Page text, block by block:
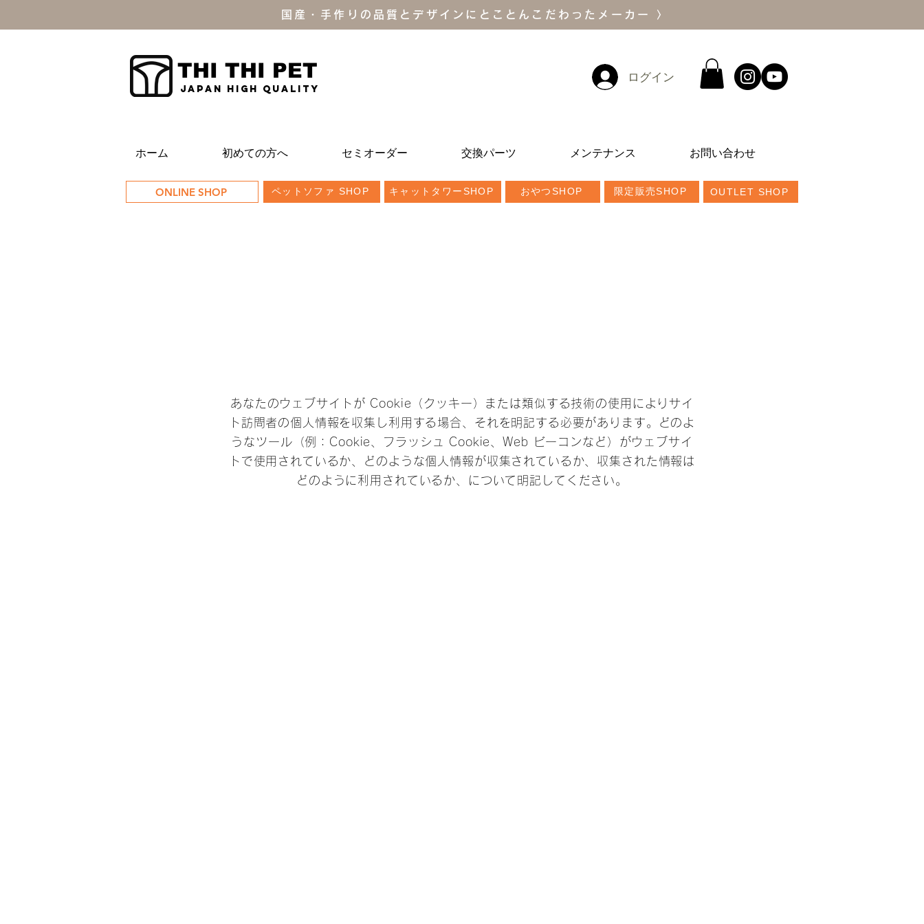
国産・手作りの品質とデザインにとことんこだわったメーカー 〉
THI THI PET
JAPAN high quality
ログイン
ホーム 初めての方へ セミオーダー 交換パーツ メンテナンス お問い合わせ
ONLINE SHOP ペットソファ SHOP キャットタワーSHOP おやつSHOP 限定販売SHOP OUTLET SHOP
あなたのウェブサイトが Cookie（クッキー）または類似する技術の使用によりサイ
ト訪問者の個人情報を収集し利用する場合、それを明記する必要があります。どのよ
うなツール（例：Cookie、フラッシュ Cookie、Web ビーコンなど）がウェブサイ
トで使用されているか、どのような個人情報が収集されているか、収集された情報は
どのように利用されているか、について明記してください。